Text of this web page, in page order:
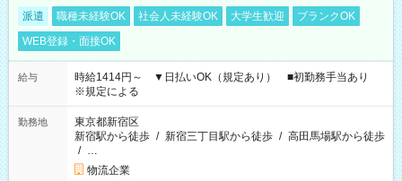
派遣 職種未経験OK 社会人未経験OK 大学生歓迎
ブランクOK
WEB登録・面接OK
給与
時給1414円～ ▼日払いOK（規定あり） ■初勤務手当あり
※規定による
勤務地
東京都新宿区
新宿駅から徒歩 / 新宿三丁目駅から徒歩 / 高田馬場駅から徒歩
/ …
物流企業